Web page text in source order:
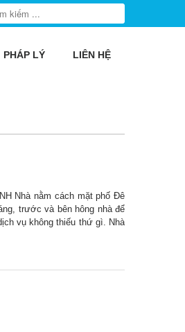
PHÁP LÝ LIÊN HỆ
Nhà nằm cách mặt phố Đê
trước và bên hông nhà để
vụ không thiếu thứ gì. Nhà